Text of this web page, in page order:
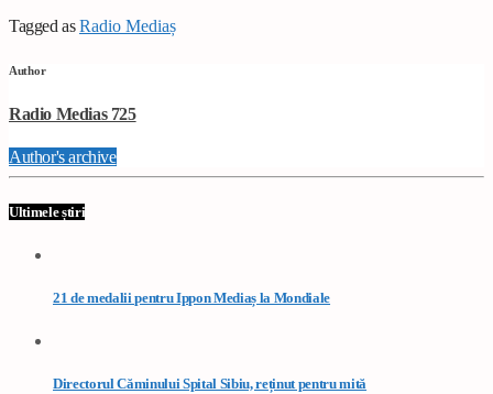
Tagged asRadio Mediaș
Author
Radio Medias 725
Author's archive
Ultimele știri
21 de medalii pentru Ippon Mediaș la Mondiale
Directorul Căminului Spital Sibiu, reținut pentru mită